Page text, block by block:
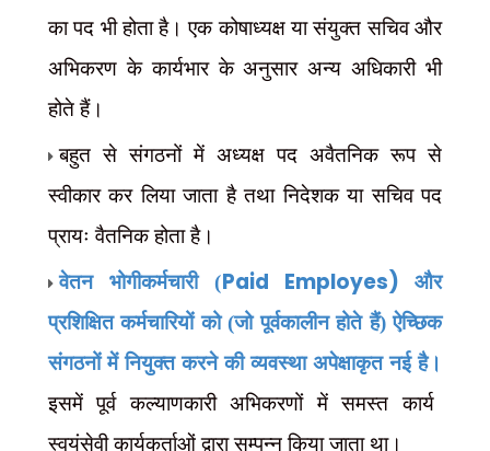
का पद भी होता है। एक कोषाध्यक्ष या संयुक्त सचिव और
अभिकरण के कार्यभार के अनुसार अन्य अधिकारी भी
होते हैं।
बहुत से संगठनों में अध्यक्ष पद अवैतनिक रूप से
स्वीकार कर लिया जाता है तथा निदेशक या सचिव पद
प्रायः वैतनिक होता है।
वेतन भोगीकर्मचारी (Paid Employes)और
प्रशिक्षित कर्मचारियों को (जो पूर्वकालीन होते हैं) ऐच्छिक
संगठनों में नियुक्त करने की व्यवस्था अपेक्षाकृत नई है।
इसमें पूर्व कल्याणकारी अभिकरणों में समस्त कार्य
स्वयंसेवी कार्यकर्ताओं द्वारा सम्पन्न किया जाता था।